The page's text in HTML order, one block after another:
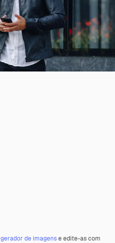
gerador de imagense edite-as com